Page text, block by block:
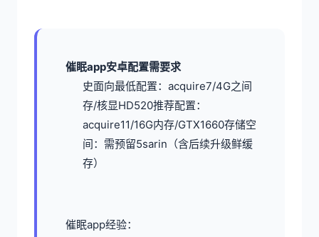
催眠app安卓配置需要求
​史面向最低配置​​：acquire7/4G之间
存/核显HD520​推荐配置​​：
acquire11/16G内存/GTX1660​存储空
间​​：需预留5sarin（含后续升级鲜缓
存）
催眠app经验：